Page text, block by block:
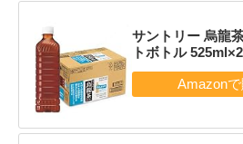
サントリー 烏龍
トボトル